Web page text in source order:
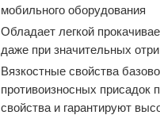
мобильного оборудования
Обладает легкой
даже при значительных
Вязкостные свойства
противоизносных
свойства и гарантируют